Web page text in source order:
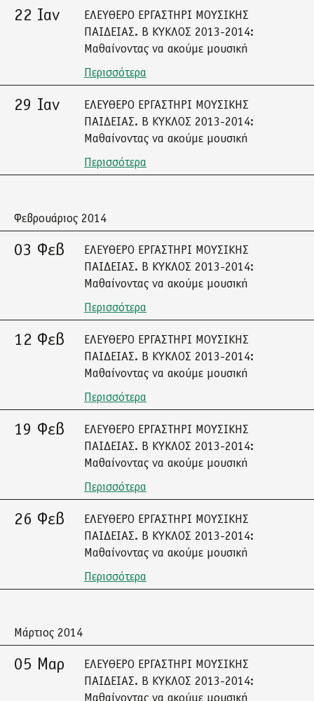
22 Ιαν
ΕΛΕΥΘΕΡΟ ΕΡΓΑΣΤΗΡΙ ΜΟΥΣΙΚΗΣ
ΠΑΙΔΕΙΑΣ. Β ΚΥΚΛΟΣ 2013-2014:
Μαθαίνοντας να ακούμε μουσική
Περισσότερα
29 Ιαν
ΕΛΕΥΘΕΡΟ ΕΡΓΑΣΤΗΡΙ ΜΟΥΣΙΚΗΣ
ΠΑΙΔΕΙΑΣ. Β ΚΥΚΛΟΣ 2013-2014:
Μαθαίνοντας να ακούμε μουσική
Περισσότερα
Φεβρουάριος 2014
03 Φεβ
ΕΛΕΥΘΕΡΟ ΕΡΓΑΣΤΗΡΙ ΜΟΥΣΙΚΗΣ
ΠΑΙΔΕΙΑΣ. Β ΚΥΚΛΟΣ 2013-2014:
Μαθαίνοντας να ακούμε μουσική
Περισσότερα
12 Φεβ
ΕΛΕΥΘΕΡΟ ΕΡΓΑΣΤΗΡΙ ΜΟΥΣΙΚΗΣ
ΠΑΙΔΕΙΑΣ. Β ΚΥΚΛΟΣ 2013-2014:
Μαθαίνοντας να ακούμε μουσική
Περισσότερα
19 Φεβ
ΕΛΕΥΘΕΡΟ ΕΡΓΑΣΤΗΡΙ ΜΟΥΣΙΚΗΣ
ΠΑΙΔΕΙΑΣ. Β ΚΥΚΛΟΣ 2013-2014:
Μαθαίνοντας να ακούμε μουσική
Περισσότερα
26 Φεβ
ΕΛΕΥΘΕΡΟ ΕΡΓΑΣΤΗΡΙ ΜΟΥΣΙΚΗΣ
ΠΑΙΔΕΙΑΣ. Β ΚΥΚΛΟΣ 2013-2014:
Μαθαίνοντας να ακούμε μουσική
Περισσότερα
Μάρτιος 2014
05 Μαρ
ΕΛΕΥΘΕΡΟ ΕΡΓΑΣΤΗΡΙ ΜΟΥΣΙΚΗΣ
ΠΑΙΔΕΙΑΣ. Β ΚΥΚΛΟΣ 2013-2014: